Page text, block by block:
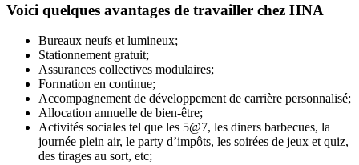
Voici quelques avantages de travailler chez HNA
Bureaux neufs et lumineux;
Stationnement gratuit;
Assurances collectives modulaires;
Formation en continue;
Accompagnement de développement de carrière personnalisé;
Allocation annuelle de bien-être;
Activités sociales tel que les 5@7, les diners barbecues, la
journée plein air, le party d’impôts, les soirées de jeux et quiz,
des tirages au sort, etc;